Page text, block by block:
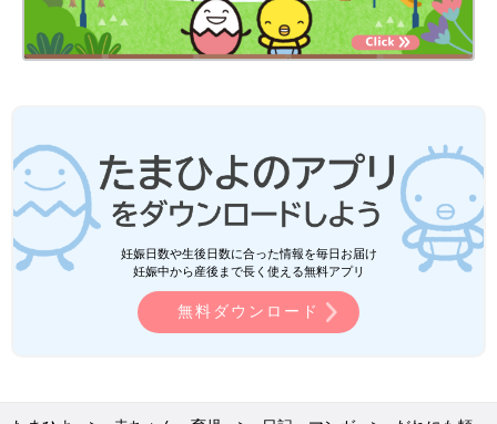
妊娠日数や生後日数に合った情報を毎日お届け
妊娠中から産後まで長く使える無料アプリ
無料ダウンロード